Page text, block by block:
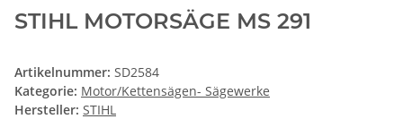
STIHL MOTORSÄGE MS 291
Artikelnummer: SD2584
Kategorie: Motor/Kettensägen- Sägewerke
Hersteller: STIHL